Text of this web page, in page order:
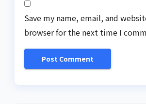
Save my name, email, and
browser for the next time I